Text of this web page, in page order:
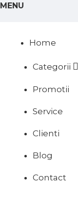
MENU
Home
Categorii
Promotii
Service
Clienti
Blog
Contact